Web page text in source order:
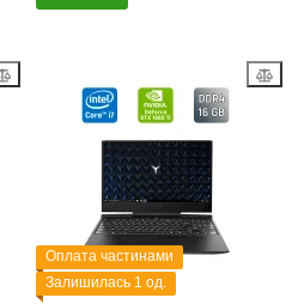
Оплата частинами
Залишилась 1 од.